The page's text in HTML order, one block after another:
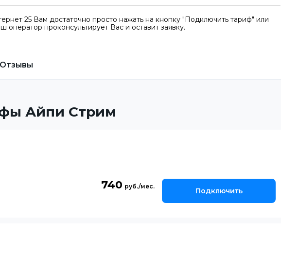
25 Вам достаточно просто нажать на кнопку "Подключить тариф" или
оператор проконсультирует Вас и оставит заявку.
Отзывы
Айпи Стрим
740 Подключить